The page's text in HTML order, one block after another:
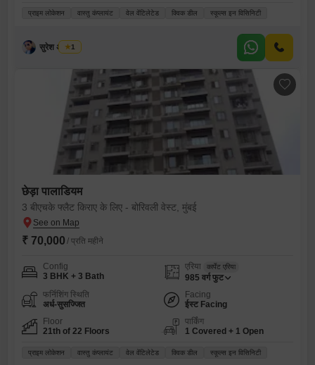
प्राइम लोकेशन वास्तु कंप्लायंट वेल वेंटिलेटेड क्विक डील स्कूल्स इन विसिनिटी
सुरेश अ तायडे
1
छेड़ा पालाडियम
3 बीएचके फ्लैट किराए के लिए - बोरिवली वेस्ट, मुंबई
₹ 70,000 / प्रति महीने
Config
3 BHK + 3 Bath
एरिया कार्पेट एरिया
985 वर्ग फुट
फर्निशिंग स्थिति
अर्ध-सुसज्जित
Facing
ईस्ट Facing
Floor
21th of 22 Floors
पार्किंग
1 Covered + 1 Open
प्राइम लोकेशन वास्तु कंप्लायंट वेल वेंटिलेटेड क्विक डील स्कूल्स इन विसिनिटी